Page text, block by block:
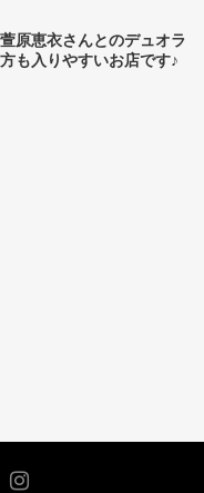
原恵衣さんとのデュオラ
も入りやすいお店です♪